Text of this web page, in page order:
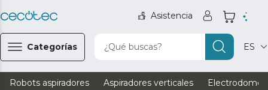
Asistencia
Categorías ¿Qué buscas? ES
Robots aspiradores Aspiradores verticales